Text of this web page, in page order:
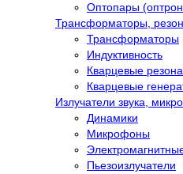
Оптопары
Трансформаторы,
Трансформаторы
Индуктивность
Кварцевые
Кварцевые
Излучатели звука,
Динамики
Микрофоны
Пьезоизлучатели